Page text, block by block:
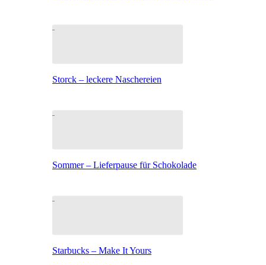
Storck – leckere Naschereien
Sommer – Lieferpause für Schokolade
Starbucks – Make It Yours